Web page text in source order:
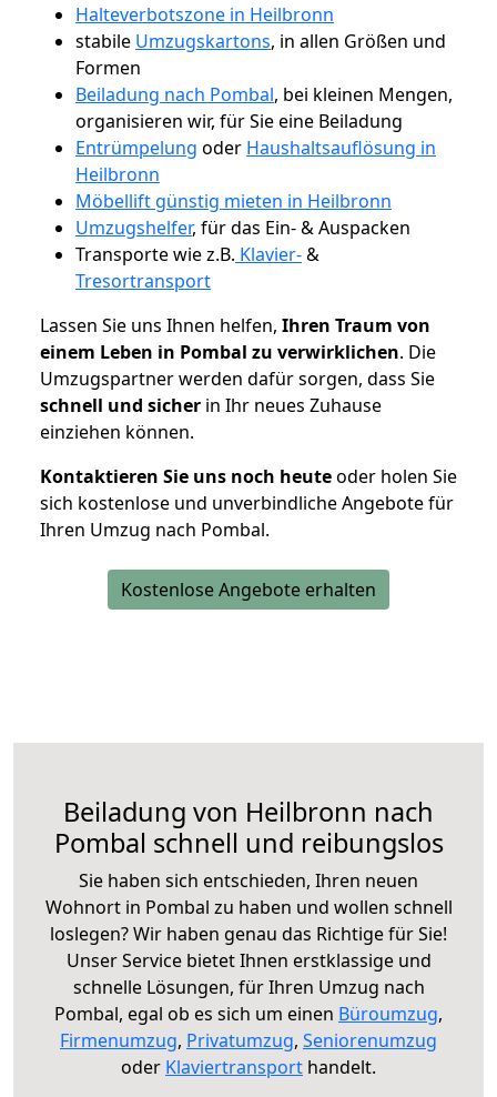
Halteverbotszone in Heilbronn
stabile Umzugskartons, in allen Größen und
Formen
Beiladung nach Pombal, bei kleinen Mengen,
organisieren wir, für Sie eine Beiladung
Entrümpelung oder Haushaltsauflösung in
Heilbronn
Möbellift günstig mieten in Heilbronn
Umzugshelfer, für das Ein- & Auspacken
Transporte wie z.B. Klavier-&
Tresortransport
Lassen Sie uns Ihnen helfen, Ihren Traum von
einem Leben in Pombal zu verwirklichen. Die
Umzugspartner werden dafür sorgen, dass Sie
schnell und sicher in Ihr neues Zuhause
einziehen können.
Kontaktieren Sie uns noch heuteoder holen Sie
sich kostenlose und unverbindliche Angebote für
Ihren Umzug nach Pombal.
Kostenlose Angebote erhalten
Beiladung von Heilbronn nach
Pombal schnell und reibungslos
Sie haben sich entschieden, Ihren neuen
Wohnort in Pombal zu haben und wollen schnell
loslegen? Wir haben genau das Richtige für Sie!
Unser Service bietet Ihnen erstklassige und
schnelle Lösungen, für Ihren Umzug nach
Pombal, egal ob es sich um einen Büroumzug,
Firmenumzug, Privatumzug, Seniorenumzug
oder Klaviertransport handelt.